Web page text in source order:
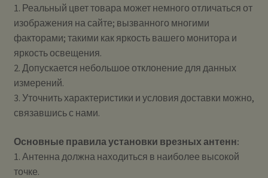
1. Реальный цвет товара может немного отличаться от
изображения на сайте; вызванного многими
факторами; такими как яркость вашего монитора и
яркость освещения.
2. Допускается небольшое отклонение для данных
измерений.
3. Уточнить характеристики и условия доставки можно,
связавшись с нами.
Основные правила установки врезных антенн:
1. Антенна должна находиться в наиболее высокой
точке.